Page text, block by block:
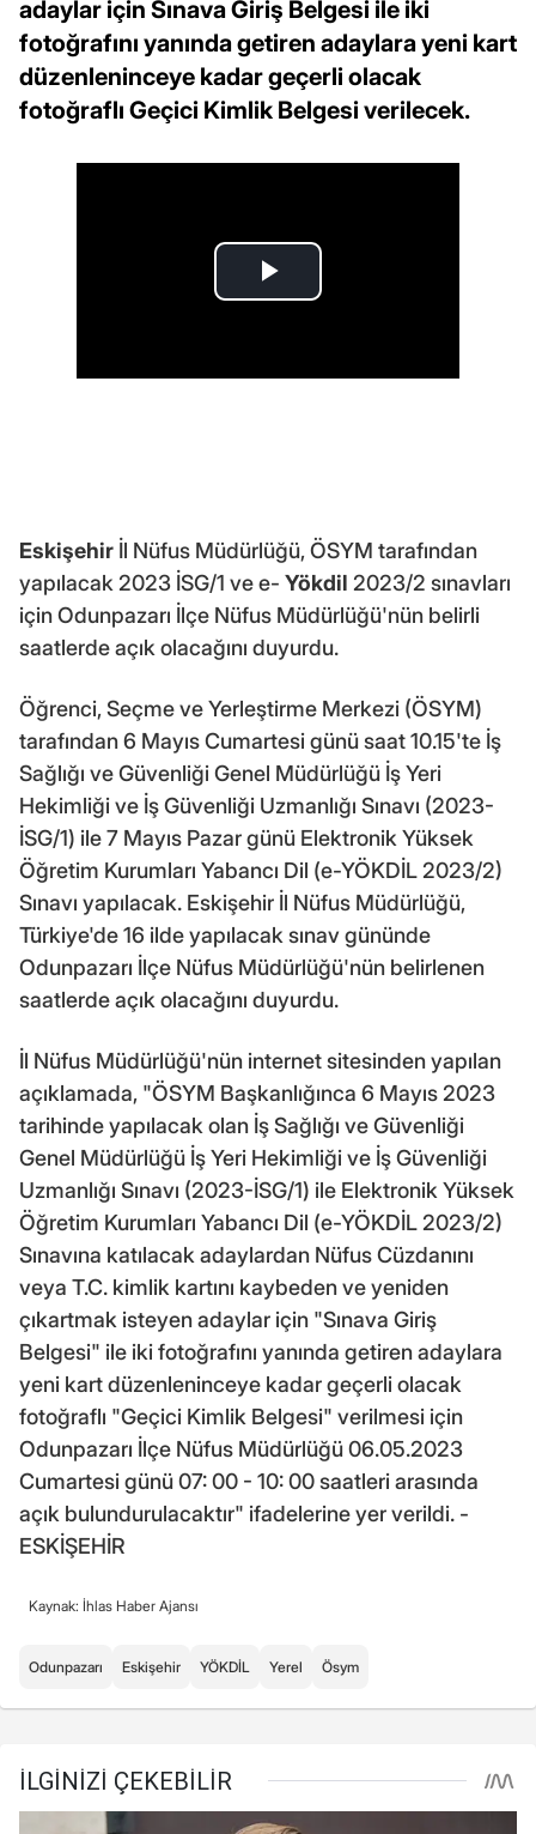
adaylar için Sınava Giriş Belgesi ile iki
fotoğrafını yanında getiren adaylara yeni kart
düzenleninceye kadar geçerli olacak
fotoğraflı Geçici Kimlik Belgesi verilecek.
Eskişehir İl Nüfus Müdürlüğü, ÖSYM tarafından
yapılacak 2023 İSG/1 ve e- Yökdil 2023/2 sınavları
için Odunpazarı İlçe Nüfus Müdürlüğü'nün belirli
saatlerde açık olacağını duyurdu.
Öğrenci, Seçme ve Yerleştirme Merkezi (ÖSYM)
tarafından 6 Mayıs Cumartesi günü saat 10.15'te İş
Sağlığı ve Güvenliği Genel Müdürlüğü İş Yeri
Hekimliği ve İş Güvenliği Uzmanlığı Sınavı (2023-
İSG/1) ile 7 Mayıs Pazar günü Elektronik Yüksek
Öğretim Kurumları Yabancı Dil (e-YÖKDİL 2023/2)
Sınavı yapılacak. Eskişehir İl Nüfus Müdürlüğü,
Türkiye'de 16 ilde yapılacak sınav gününde
Odunpazarı İlçe Nüfus Müdürlüğü'nün belirlenen
saatlerde açık olacağını duyurdu.
İl Nüfus Müdürlüğü'nün internet sitesinden yapılan
açıklamada, "ÖSYM Başkanlığınca 6 Mayıs 2023
tarihinde yapılacak olan İş Sağlığı ve Güvenliği
Genel Müdürlüğü İş Yeri Hekimliği ve İş Güvenliği
Uzmanlığı Sınavı (2023-İSG/1) ile Elektronik Yüksek
Öğretim Kurumları Yabancı Dil (e-YÖKDİL 2023/2)
Sınavına katılacak adaylardan Nüfus Cüzdanını
veya T.C. kimlik kartını kaybeden ve yeniden
çıkartmak isteyen adaylar için "Sınava Giriş
Belgesi" ile iki fotoğrafını yanında getiren adaylara
yeni kart düzenleninceye kadar geçerli olacak
fotoğraflı "Geçici Kimlik Belgesi" verilmesi için
Odunpazarı İlçe Nüfus Müdürlüğü 06.05.2023
Cumartesi günü 07: 00 - 10: 00 saatleri arasında
açık bulundurulacaktır" ifadelerine yer verildi. -
ESKİŞEHİR
Kaynak: İhlas Haber Ajansı
Odunpazarı Eskişehir YÖKDİL Yerel Ösym